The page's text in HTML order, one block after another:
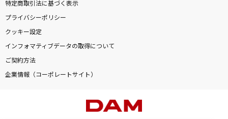
特定商取引法に基づく表示
プライバシーポリシー
クッキー設定
インフォマティブデータの取得について
ご契約方法
企業情報（コーポレートサイト）